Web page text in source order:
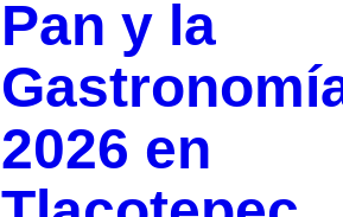
Pan y la
2026 en